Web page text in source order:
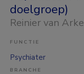
doelgroep)
Reinier van
FUNCTIE
Psychiater
BRANCHE